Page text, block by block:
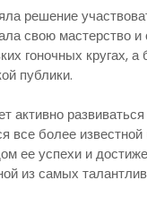
решение
свою мастерство
гоночных кругах,
публики.
активно
все более
ее успехи и
из самых